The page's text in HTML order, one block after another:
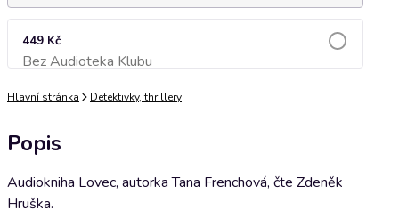
449 Kč
Bez Audioteka KlubuPřidat do košíku
Hlavní stránka Detektivky, thrillery
Popis
Audiokniha Lovec, autorka Tana Frenchová, čte Zdeněk
Hruška.